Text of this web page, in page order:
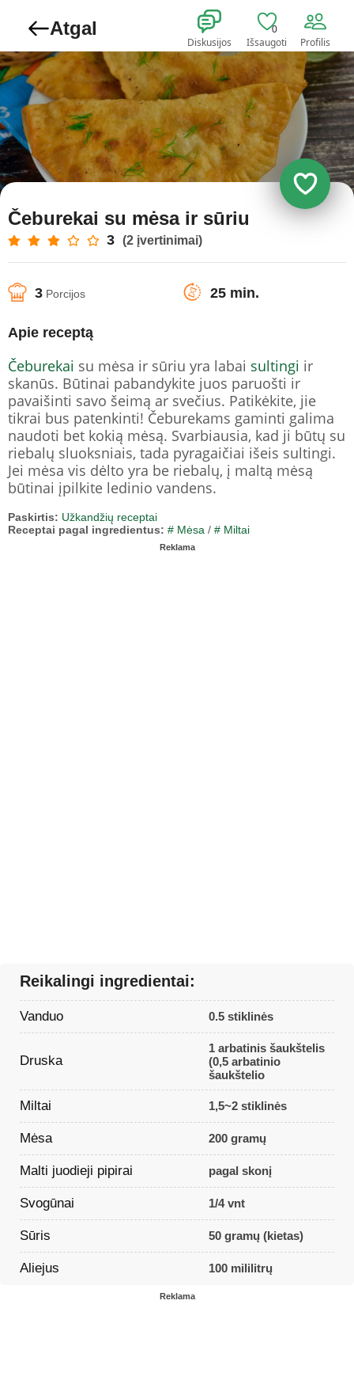
Atgal
Diskusijos
0
Išsaugoti Profilis
Čeburekai su mėsa ir sūriu
3 (2 įvertinimai)
3 Porcijos 25 min.
Apie receptą
Čeburekai su mėsa ir sūriu yra labai sultingi ir
skanūs. Būtinai pabandykite juos paruošti ir
pavaišinti savo šeimą ar svečius. Patikėkite, jie
tikrai bus patenkinti! Čeburekams gaminti galima
naudoti bet kokią mėsą. Svarbiausia, kad ji būtų su
riebalų sluoksniais, tada pyragaičiai išeis sultingi.
Jei mėsa vis dėlto yra be riebalų, į maltą mėsą
būtinai įpilkite ledinio vandens.
Paskirtis: Užkandžių receptai
Receptai pagal ingredientus: # Mėsa / # Miltai
Reklama
Reikalingi ingredientai:
Vanduo 0.5 stiklinės
Druska
1 arbatinis šaukštelis
(0,5 arbatinio
šaukštelio
Miltai 1,5~2 stiklinės
Mėsa 200 gramų
Malti juodieji pipirai pagal skonį
Svogūnai 1/4 vnt
Sūris 50 gramų (kietas)
Aliejus 100 mililitrų
Reklama